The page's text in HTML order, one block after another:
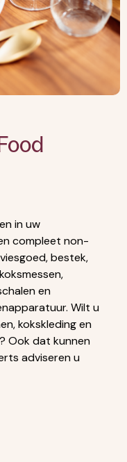
in uw
compleet non-
bestek,
en
Wilt u
kokskleding en
Ook dat kunnen
adviseren u